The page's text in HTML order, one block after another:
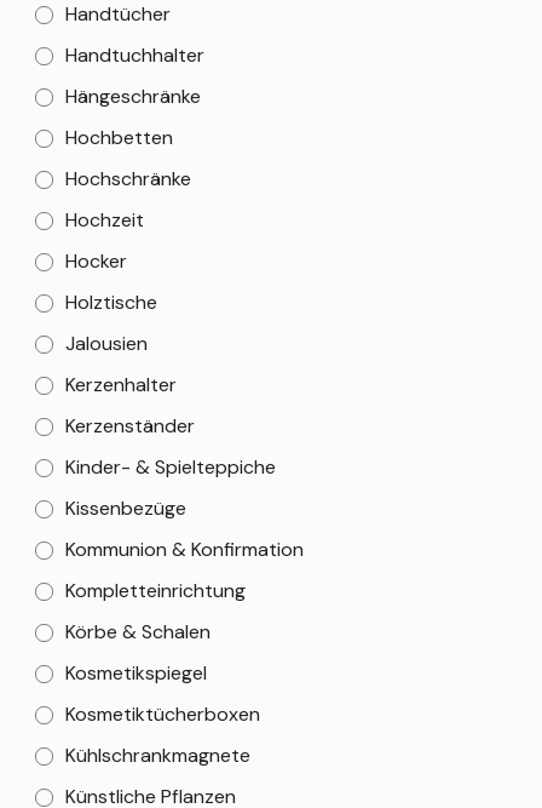
Handtücher
Handtuchhalter
Hängeschränke
Hochbetten
Hochschränke
Hochzeit
Hocker
Holztische
Jalousien
Kerzenhalter
Kerzenständer
Kinder- & Spielteppiche
Kissenbezüge
Kommunion & Konfirmation
Kompletteinrichtung
Körbe & Schalen
Kosmetikspiegel
Kosmetiktücherboxen
Kühlschrankmagnete
Künstliche Pflanzen